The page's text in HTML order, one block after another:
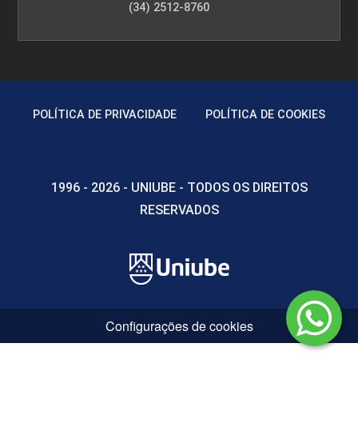
(34) 2512-8760
POLÍTICA DE PRIVACIDADE POLÍTICA DE COOKIES
1996 - 2026 - UNIUBE - TODOS OS DIREITOS
RESERVADOS
Configurações de cookies